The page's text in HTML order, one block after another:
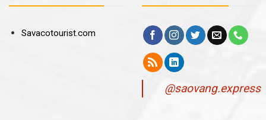
Savacotourist.com
@saovang.express